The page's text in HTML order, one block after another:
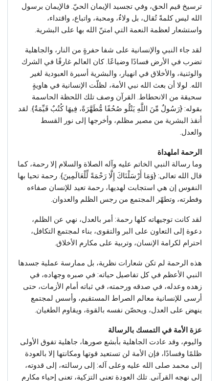
ترسيخ قيم الحق، وفي تجسيد الإيمان الحيّ. فالإيمان برسول
الله ليس كلمةً تُقال، بل ولاءٌ، ومحبة، واتباع، واقتداء،
واستشعار لعظمة النعمة التي امتنّ الله بها على البشرية.
لقد جاء النبي والإنسانية على شفا حفرةٍ من النار، والجاهلية
تضرب في الأرض فسادًا وضياعًا. كان العالم غارقًا في الشرك
والوثنية، والأخلاق في انهيار، والبشرية أسيرة العبودية لغير
الله. لولا أن بعث الله نبي الأمة، لظلّت الإنسانية في هاويةٍ
سحيقة من الانحطاط. القرآن وصف تلك اللحظة الحاسمة
بقوله: {رَسُولٌ مِّنَ اللَّهِ يَتْلُو صُحُفًا مُّطَهَّرَةً، فِيهَا كُتُبٌ قَيِّمَةٌ}. لقد
أنقذ البشرية من مصير مظلم، وأخرجها إلى نور القسط
والعدل.
الرحمة املهداة
وما رسالة النبي الخاتم عليه وآله الصلاة والسلام إلا رحمة، كما
قال الله تعالى: {وَمَا أَرْسَلْنَاكَ إِلَّا رَحْمَةً لِّلْعَالَمِينَ}. رحمة تحيا بها
النفوس إن هي استجابت لهديها، رحمة تعيد للإنسان صفاءه
وفطرته، وتطهّر المجتمع من رجس الظلم والعدوان.
لقد كانت توجيهاته كلها رحمة: أمر بالعدل، نهي عن الظلم،
دعوة إلى التعاون على البر والتقوى، بناء لمجتمع التكافل،
احترام لكرامة الإنسان، وتربية على مكارم الأخلاق.
هذه الرحمة لم تكن شعارات نظرية، بل ممارسة عملية جسدها
النبي الأعظم في كل تفاصيل حياته: في صبره وجهاده، في
زهده وعدله، في صدقه ورحمته، في ثباته أمام الأزمات، حتى
أرسى للإنسانية معالم الصراط المستقيم، وأسس لمجتمع
ينهض على العدل، ويحصّن نفسه بالقوة، ويقاوم الطغيان.
عزة الأمة في التمسك بالرسالة
واليوم، وقد عادت الجاهلية بأبشع صورها، جاهلية تفوق الأولى
ظلمًا وفسادًا، فإن الأمة لن تستعيد قوتها ومكانتها إلا بالعودة
إلى محمد صلى الله عليه وعلى آله: إلى رسالته، إلى قدوته،
إلى نهجه القرآني. تلك العودة تعني التزكية، تعني إحياء مكارم